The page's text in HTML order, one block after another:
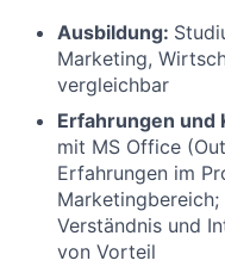
Ausbildung:
Marketing,
vergleichbar
Erfahrungen und
mit MS Office
Erfahrungen im
Verständnis und
von Vorteil